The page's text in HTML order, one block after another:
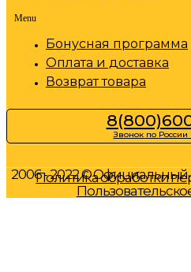
Menu
Бонусная программа
Оплата и доставка
Возврат товара
Звонок по России
2006 - 2022 ©
Политика обработки